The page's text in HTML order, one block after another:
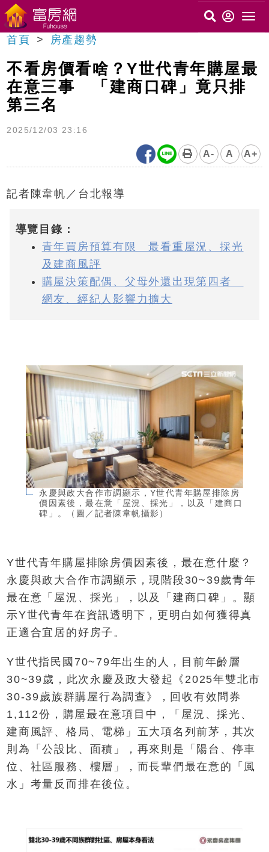
首頁 房產趨勢
不看房價看啥？Y世代青年購屋最
在意三事 「建商口碑」竟只排
第三名
2025/12/03 23:16
A- A A+
記者陳韋帆／台北報導
導覽目錄：
青年買房預算有限 最看重屋況、採光
及建商風評
購屋決策配偶、父母外還出現第四者
網友、經紀人影響力擴大
永慶與政大合作市調顯示，Y世代青年購屋排除房
價因素後，最在意「屋況、採光」，以及「建商口
碑」。（圖／記者陳韋帆攝影）
Y世代青年購屋排除房價因素後，最在意什麼？
永慶與政大合作市調顯示，現階段30~39歲青年
最在意「屋況、採光」，以及「建商口碑」。顯
示Y世代青年在資訊透明下，更明白如何獲得真
正適合宜居的好房子。
Y世代指民國70~79年出生的人，目前年齡層
30~39歲，此次永慶及政大發起《2025年雙北市
30-39歲族群購屋行為調查》，回收有效問券
1,112份，購屋最在意項目中，「屋況、採光、
建商風評、格局、電梯」五大項名列前茅，其次
則為「公設比、面積」，再來則是「陽台、停車
位、社區服務、樓層」，而長輩們最在意的「風
水」考量反而排在後位。